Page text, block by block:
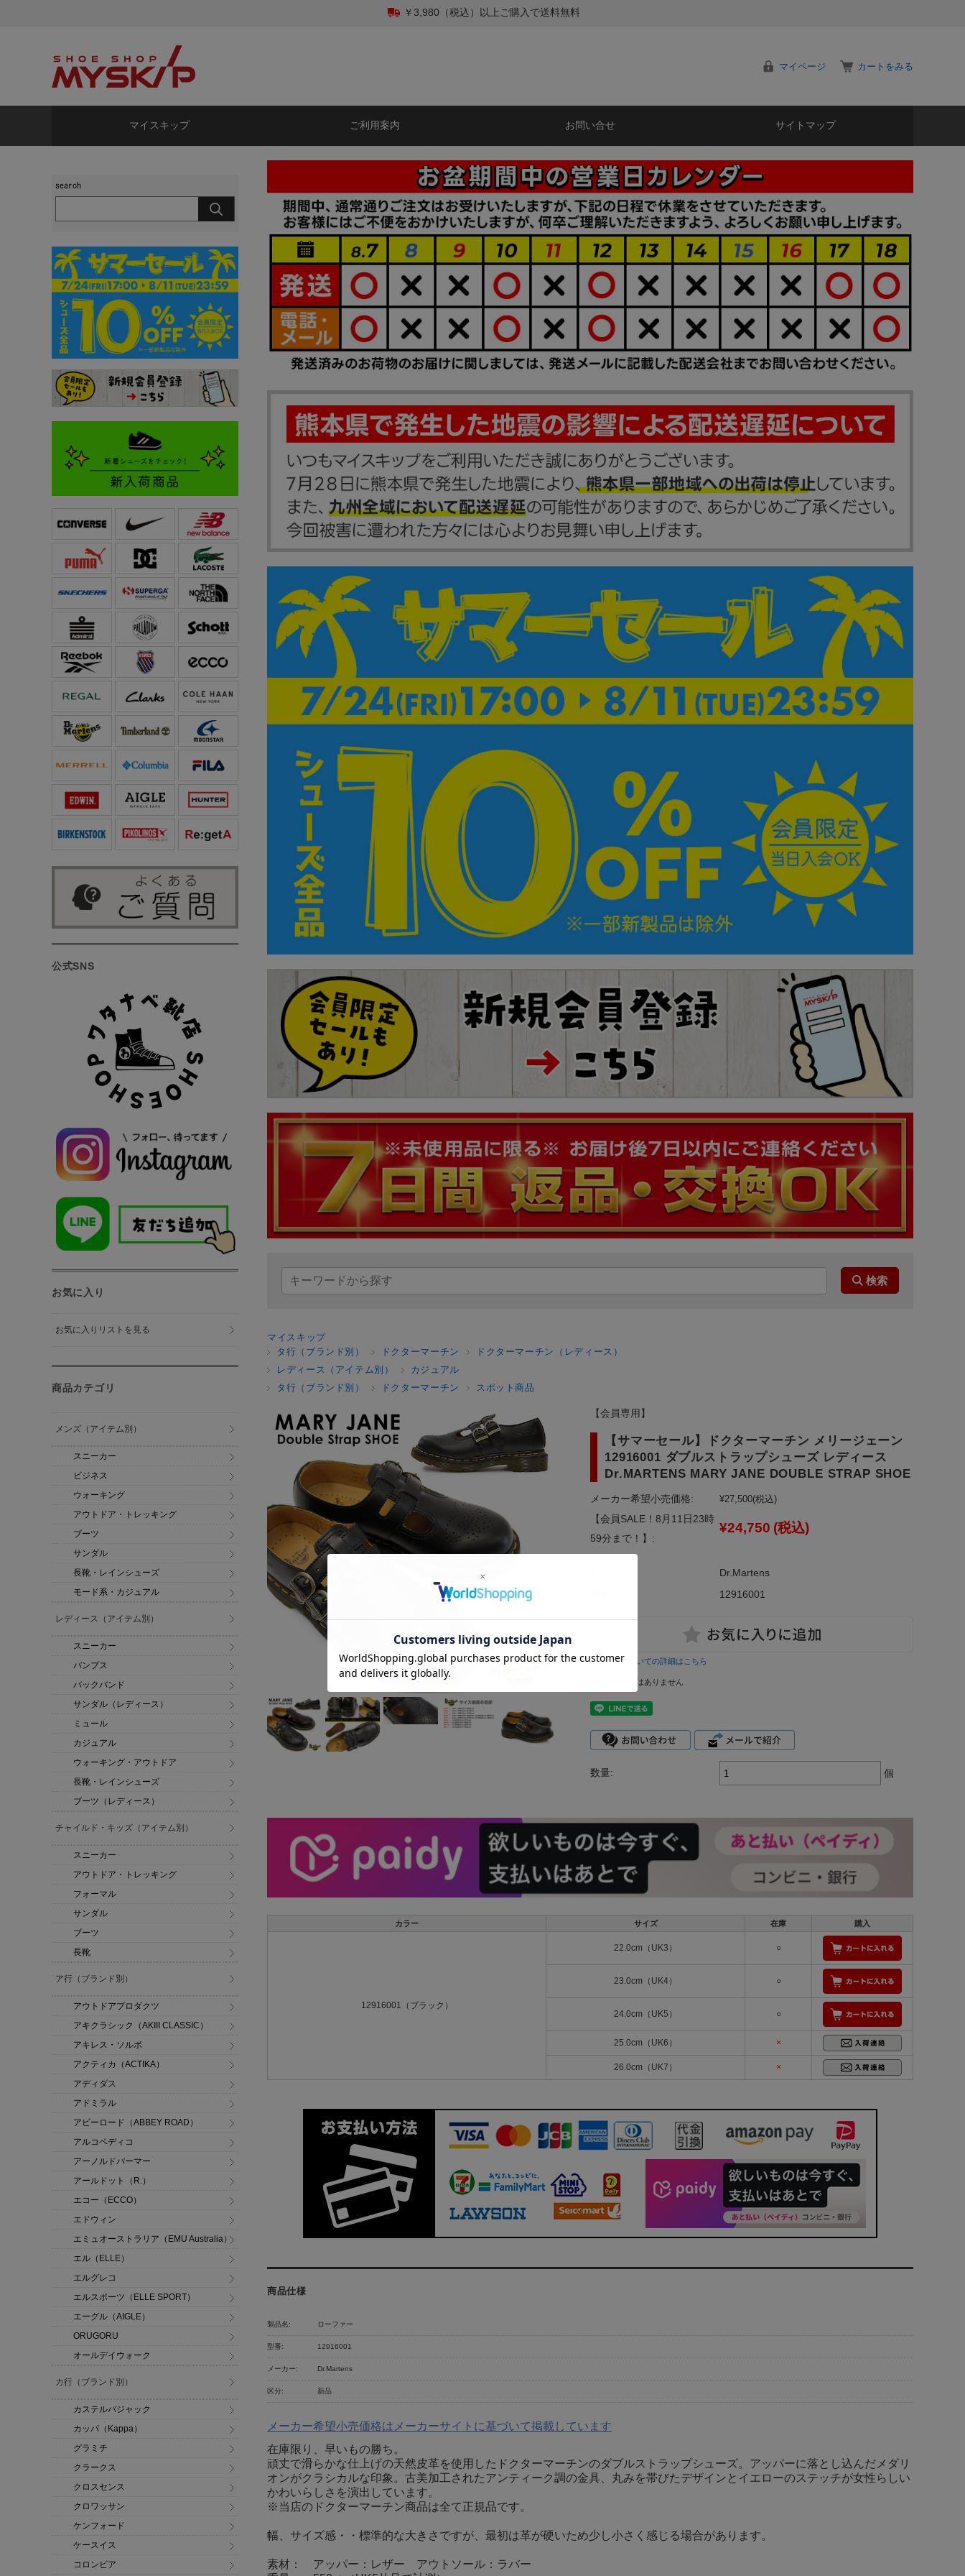
￥3,980（税込）以上ご購入で送料無料
マイページ カートをみる
マイスキップ ご利用案内 お問い合せ サイトマップ
マイスキップ
タ行（ブランド別）
ドクターマーチン
ドクターマーチン（レディース）
レディース（アイテム別）
カジュアル
タ行（ブランド別）
ドクターマーチン スポット商品
【会員専用】
【サマーセール】ドクターマーチン メリージェーン
12916001 ダブルストラップシューズ レディース
Dr.MARTENS MARY JANE DOUBLE STRAP SHOE
メーカー希望小売価格: ¥27,500(税込)
【会員SALE！8月11日23時
59分まで！】:
¥24,750 (税込)
Dr.Martens
12916001
返品についての詳細はこちら
レビューはありません
数量: 個
カラー サイズ 在庫 購入
12916001（ブラック）
22.0cm（UK3） ○
23.0cm（UK4） ○
24.0cm（UK5） ○
25.0cm（UK6） ×
26.0cm（UK7） ×
商品仕様
製品名: ローファー
型番: 12916001
メーカー: Dr.Martens
区分: 新品
メーカー希望小売価格はメーカーサイトに基づいて掲載しています
在庫限り、早いもの勝ち。
頑丈で滑らかな仕上げの天然皮革を使用したドクターマーチンのダブルストラップシューズ。アッパーに落とし込んだメダリ
オンがクラシカルな印象。古美加工されたアンティーク調の金具、丸みを帯びたデザインとイエローのステッチが女性らしい
かわいらしさを演出しています。
※当店のドクターマーチン商品は全て正規品です。
幅、サイズ感・・標準的な大きさですが、最初は革が硬いため少し小さく感じる場合があります。
素材： アッパー：レザー アウトソール：ラバー
公式SNS
お気に入り
お気に入りリストを見る
商品カテゴリ
メンズ（アイテム別）
スニーカー
ビジネス
ウォーキング
アウトドア・トレッキング
ブーツ
サンダル
長靴・レインシューズ
モード系・カジュアル
レディース（アイテム別）
スニーカー
パンプス
バックバンド
サンダル（レディース）
ミュール
カジュアル
ウォーキング・アウトドア
長靴・レインシューズ
ブーツ（レディース）
チャイルド・キッズ（アイテム別）
スニーカー
アウトドア・トレッキング
フォーマル
サンダル
ブーツ
長靴
ア行（ブランド別）
アウトドアプロダクツ
アキクラシック（AKIII CLASSIC）
アキレス・ソルボ
アクティカ（ACTIKA）
アディダス
アドミラル
アビーロード（ABBEY ROAD）
アルコペディコ
アーノルドパーマー
アールドット（R.）
エコー（ECCO）
エドウィン
エミュオーストラリア（EMU Australia）
エル（ELLE）
エルグレコ
エルスポーツ（ELLE SPORT）
エーグル（AIGLE）
ORUGORU
オールデイウォーク
カ行（ブランド別）
カステルバジャック
カッパ（Kappa）
グラミチ
クラークス
クロスセンス
クロワッサン
ケンフォード
ケースイス
コロンビア